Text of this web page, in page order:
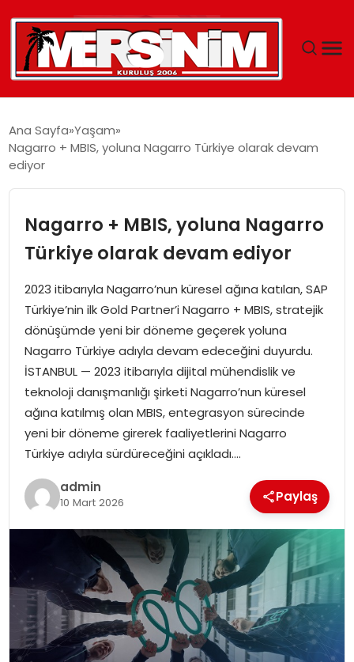
YAŞAM
SAĞLIK
EĞITIM
SPOR
EKONOMI
MAGAZIN
DÜNYA
OTOMOBIL
Ana Sayfa Yaşam
Nagarro + MBIS, yoluna Nagarro Türkiye olarak devam
ediyor
Nagarro + MBIS, yoluna Nagarro
Türkiye olarak devam ediyor
2023 itibarıyla Nagarro’nun küresel ağına katılan, SAP
Türkiye’nin ilk Gold Partner’i Nagarro + MBIS, stratejik
dönüşümde yeni bir döneme geçerek yoluna
Nagarro Türkiye adıyla devam edeceğini duyurdu.
İSTANBUL — 2023 itibarıyla dijital mühendislik ve
teknoloji danışmanlığı şirketi Nagarro’nun küresel
ağına katılmış olan MBIS, entegrasyon sürecinde
yeni bir döneme girerek faaliyetlerini Nagarro
Türkiye adıyla sürdüreceğini açıkladı….
admin
10 Mart 2026 Paylaş